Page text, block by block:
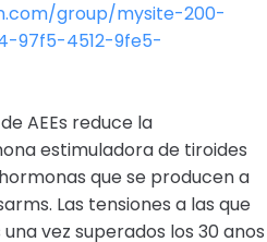
group/mysite-200-
97f5-4512-9fe5-
AEEs reduce la
estimuladora de tiroides
que se producen a
Las tensiones a las que
vez superados los 30 anos